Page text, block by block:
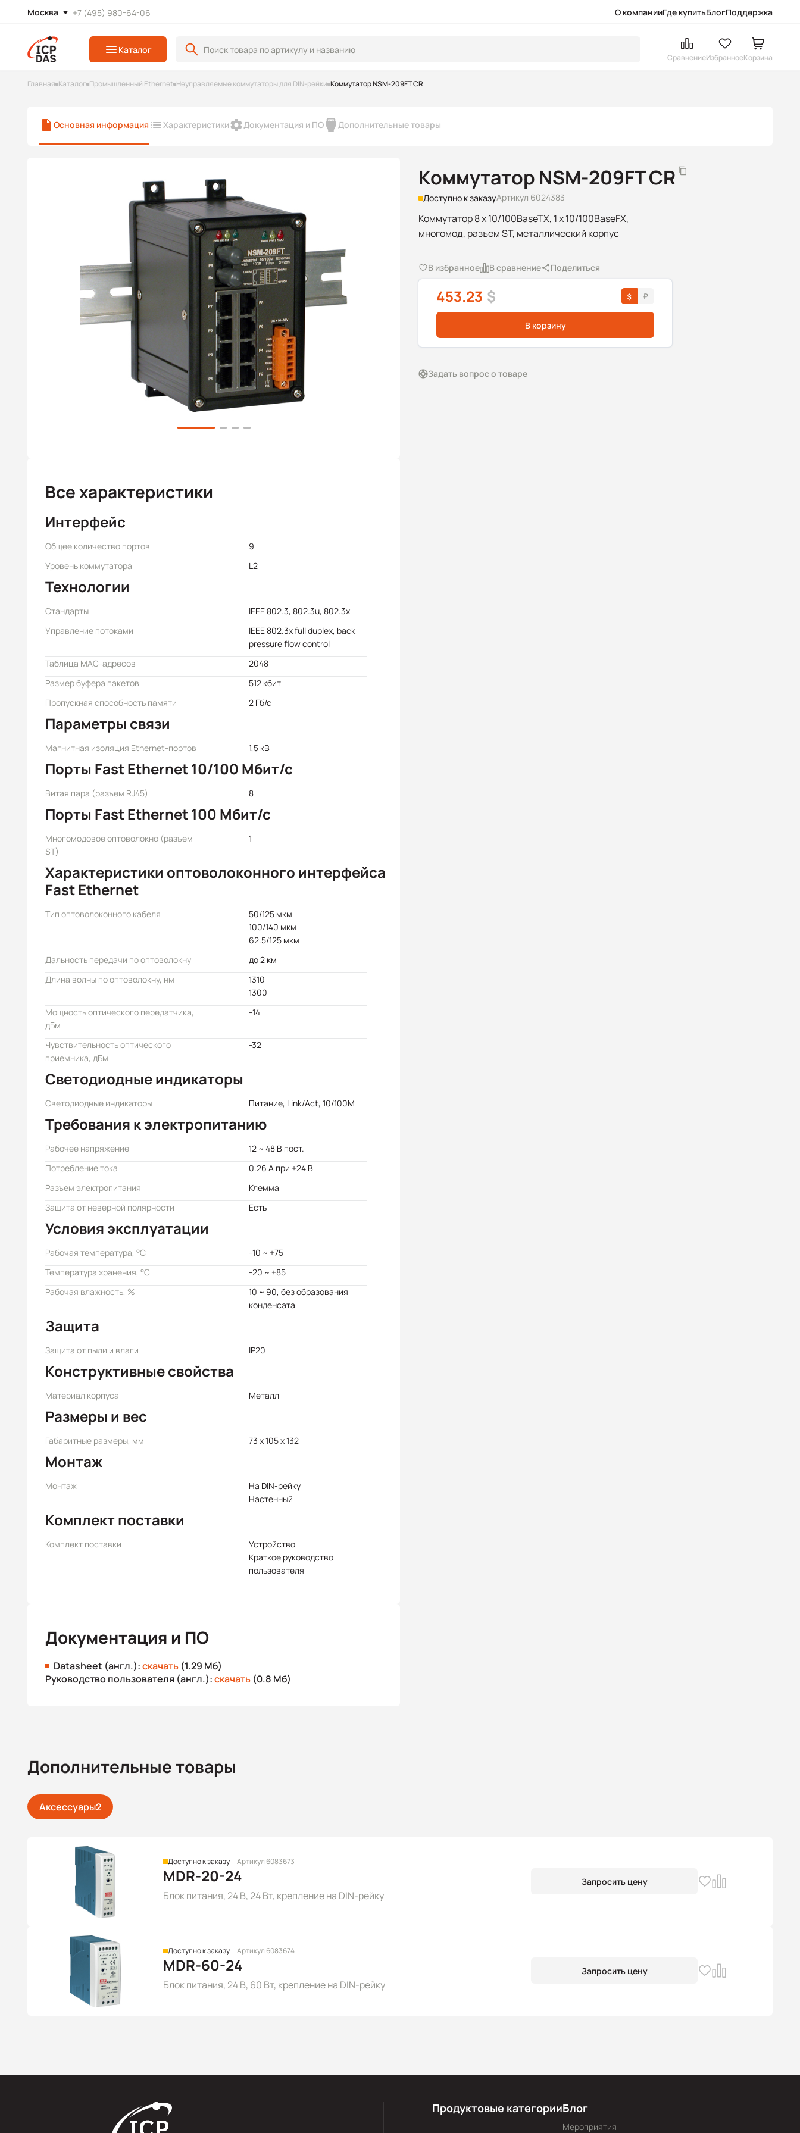
Москва +7 (495) 980-64-06 О компанииГде купитьБлогПоддержка
Каталог
СравнениеИзбранноеКорзина
Главная Каталог Промышленный Ethernet Неуправляемые коммутаторы для DIN-рейки Коммутатор NSM-209FT CR
Основная информация Характеристики Документация и ПО Дополнительные товары
Коммутатор NSM-209FT CR
Доступно к заказуАртикул 6024383
Коммутатор 8 x 10/100BaseTX, 1 x 10/100BaseFX,
многомод, разъем ST, металлический корпус
В избранное В сравнение Поделиться
453.23 $
В корзину
Задать вопрос о товаре
Все характеристики
Интерфейс
Общее количество портов
9
Уровень коммутатора
L2
Технологии
Стандарты
IEEE 802.3, 802.3u, 802.3x
Управление потоками
IEEE 802.3x full duplex, back
pressure flow control
Таблица MAC-адресов
2048
Размер буфера пакетов
512 кбит
Пропускная способность памяти
2 Гб/с
Параметры связи
Магнитная изоляция Ethernet-портов 1,5 кВ
Порты Fast Ethernet 10/100 Мбит/с
Витая пара (разъем RJ45) 8
Порты Fast Ethernet 100 Мбит/с
Многомодовое оптоволокно (разъем
ST)
1
Характеристики оптоволоконного интерфейса
Fast Ethernet
Тип оптоволоконного кабеля
50/125 мкм
100/140 мкм
62.5/125 мкм
Дальность передачи по оптоволокну
до 2 км
Длина волны по оптоволокну, нм
1310
1300
Мощность оптического передатчика,
дБм
-14
Чувствительность оптического
приемника, дБм
-32
Светодиодные индикаторы
Светодиодные индикаторы Питание, Link/Act, 10/100M
Требования к электропитанию
Рабочее напряжение
12 ~ 48 В пост.
Потребление тока
0.26 А при +24 В
Разъем электропитания
Клемма
Защита от неверной полярности
Есть
Условия эксплуатации
Рабочая температура, °C
-10 ~ +75
Температура хранения, °C
-20 ~ +85
Рабочая влажность, %
10 ~ 90, без образования
конденсата
Защита
Защита от пыли и влаги IP20
Конструктивные свойства
Материал корпуса Металл
Размеры и вес
Габаритные размеры, мм 73 x 105 x 132
Монтаж
Монтаж
На DIN-рейку
Настенный
Комплект поставки
Комплект поставки
Устройство
Краткое руководство
пользователя
Документация и ПО
Datasheet (англ.):скачать (1.29 Мб)
Руководство пользователя (англ.):скачать (0.8 Мб)
Дополнительные товары
Аксессуары2
Доступно к заказу Артикул 6083673
MDR-20-24
Блок питания, 24 В, 24 Вт, крепление на DIN-рейку
Запросить цену
Доступно к заказу Артикул 6083674
MDR-60-24
Блок питания, 24 В, 60 Вт, крепление на DIN-рейку
Запросить цену
Продуктовые категорииБлог
Мероприятия